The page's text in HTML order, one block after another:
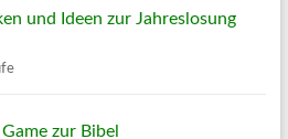
und Ideen zur Jahreslosung
Game zur Bibel